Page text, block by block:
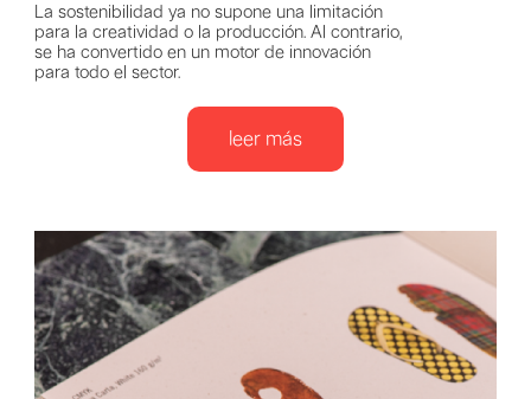
La sostenibilidad ya no supone una limitación
para la creatividad o la producción. Al contrario,
se ha convertido en un motor de innovación
para todo el sector.
leer más